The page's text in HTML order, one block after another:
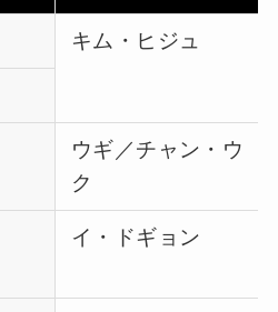
キム・ヒジュ
ウギ／チャン・ウ
ク
イ・ドギョン